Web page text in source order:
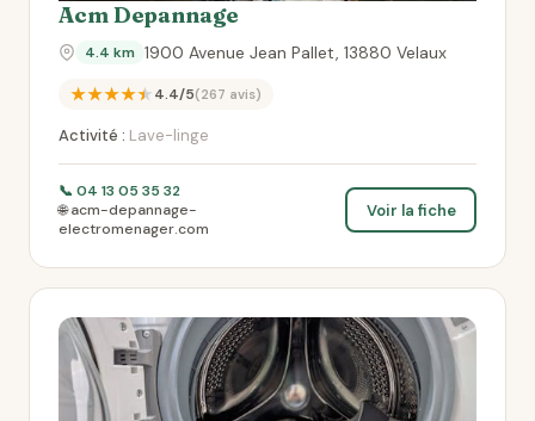
Acm Depannage
4.4 km 1900 Avenue Jean Pallet, 13880 Velaux
★★★★★4.4/5(267 avis)
Activité : Lave-linge
📞 04 13 05 35 32
🌐 acm-depannage-
electromenager.com
Voir la fiche